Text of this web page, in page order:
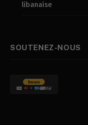
libanaise
SOUTENEZ-NOUS